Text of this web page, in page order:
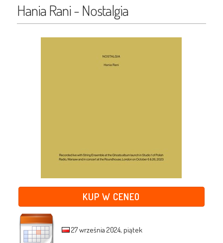
Hania Rani - Nostalgia
KUP W CENEO
27 września 2024, piątek